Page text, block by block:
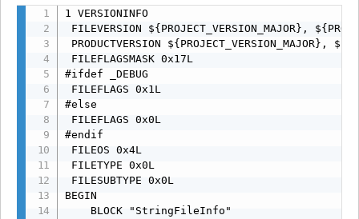
        BLOCK "040904E4"
        BEGIN
VALUE "CompanyName",
VALUE "FileDescription",
VALUE "FileVersion",
VALUE "InternalName",
VALUE "LegalCopyright",
VALUE "LegalTrademarks1",
VALUE "LegalTrademarks2",
VALUE "OriginalFilename",
VALUE "ProductName",
VALUE "ProductVersion",
        END
    END
1 VERSIONINFO
FILEVERSION ${PROJECT_VERSION_MAJOR},
PRODUCTVERSION ${PROJECT_VERSION_MAJOR},
FILEFLAGSMASK 0x17L
#ifdef _DEBUG
FILEFLAGS 0x1L
#else
FILEFLAGS 0x0L
#endif
FILEOS 0x4L
FILETYPE 0x0L
FILESUBTYPE 0x0L
BEGIN
    BLOCK "StringFileInfo"